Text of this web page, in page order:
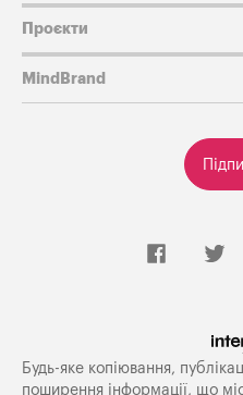
Проєкти
MindBrand
Будь-яке копiювання,
поширення iнформацiї, що